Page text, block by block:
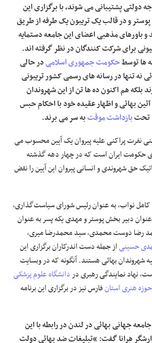
دولتی پشتیبانی می شوند، با برگزاری این
و در قالب یک تریبون یک طرفه از طریق
و باورهای مذهبی اعضای این جامعه دستمایه
برای شرکت کنندگان در نظر گرفته اند.
ها توسطحکومت جمهوری اسلامیدر حالی
نه تنها در رسانه های رسمی کشور تریبونی
بلکه هم اکنون ده ها تن از این شهروندان
آئین بهائی و اظهار عقیده خود با احکام حبس
تحتبازداشت موقتبه سر می برند.
نفرت پراکنی علیه پیروان یک آیین محسوب می
حکومت ایران است که در چهار دهه گذشته
حق شهروندی و انسانی پیروان این آیین را نقض
نواب، به عنوان رئیس شورای سیاست‌گذاری،
دبیر بخش پوستر و مهدی یکه پسر به عنوان
رضا دوست محمدی، سید محمدرضا میری،
حسینیاز جمله دست اندرکاران برگزاری این
شهروندان بهائی هستند. آنگونه که در وبسایت
نهاد نمایندگی رهبری دردانشگاه علوم پزشکی
حوزه هنری استانفارس نیز در برگزاری این برنامه
جهانی بهائی در لندن در رابطه با این
هرانا گفت: “تبلیغات ضد بهائی دولت